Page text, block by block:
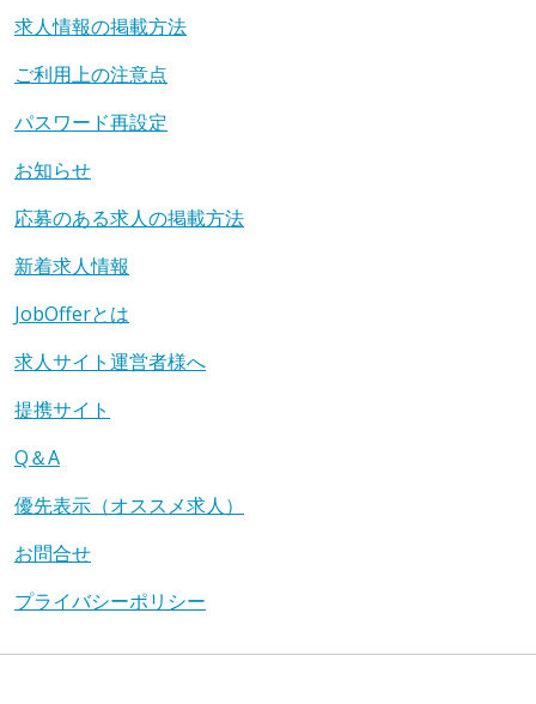
求人情報の掲載方法
ご利用上の注意点
パスワード再設定
お知らせ
応募のある求人の掲載方法
新着求人情報
JobOfferとは
求人サイト運営者様へ
提携サイト
Q＆A
優先表示（オススメ求人）
お問合せ
プライバシーポリシー